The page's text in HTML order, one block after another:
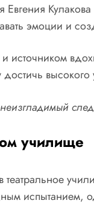
Евгения
эмоции и
источником
высокого
училище
театральное
испытанием,